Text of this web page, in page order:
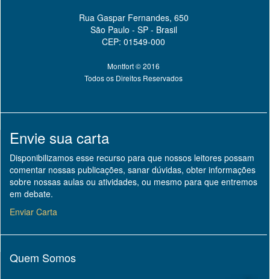
Rua Gaspar Fernandes, 650
São Paulo - SP - Brasil
CEP: 01549-000
Montfort © 2016
Todos os Direitos Reservados
Envie sua carta
Disponibilizamos esse recurso para que nossos leitores possam
comentar nossas publicações, sanar dúvidas, obter informações
sobre nossas aulas ou atividades, ou mesmo para que entremos
em debate.
Enviar Carta
Quem Somos